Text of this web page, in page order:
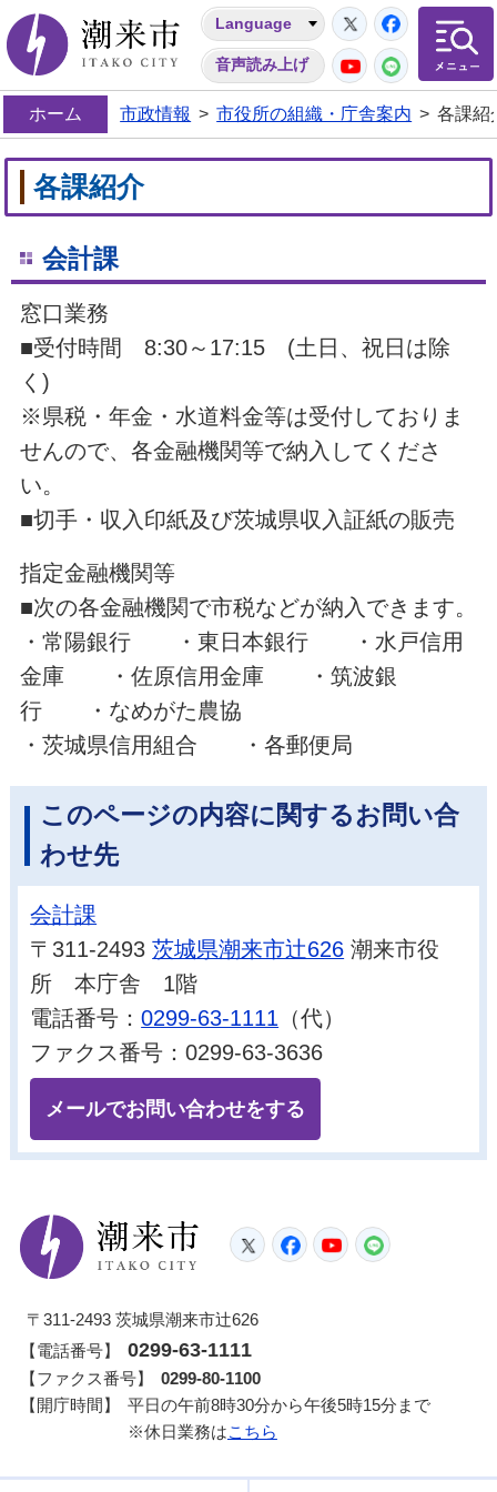
潮来市
Language
音声読み上げ
Twitter
YouTube
LINE
ホーム 市政情報 > 市役所の組織・庁舎案内 > 各課紹
各課紹介
会計課
窓口業務
■受付時間 8:30～17:15 (土日、祝日は除
く)
※県税・年金・水道料金等は受付しておりま
せんので、各金融機関等で納入してくださ
い。
■切手・収入印紙及び茨城県収入証紙の販売
指定金融機関等
■次の各金融機関で市税などが納入できます。
・常陽銀行 ・東日本銀行 ・水戸信用
金庫 ・佐原信用金庫 ・筑波銀
行 ・なめがた農協
・茨城県信用組合 ・各郵便局
このページの内容に関するお問い合
わせ先
会計課
〒311-2493茨城県潮来市辻626 潮来市役
所 本庁舎 1階
電話番号：0299-63-1111 （代）
ファクス番号：0299-63-3636
メールでお問い合わせをする
潮来市
TwitterFacebook
YouTube
〒311-2493 茨城県潮来市辻626
【電話番号】
0299-63-1111
【ファクス番号】
0299-80-1100
【開庁時間】
平日の午前8時30分から午後5時15分まで
※休日業務はこちら